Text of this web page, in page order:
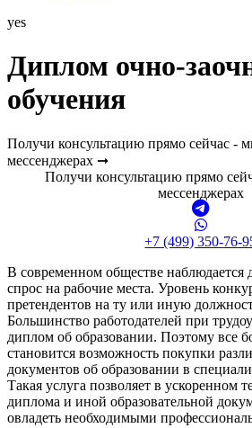
yes
Диплом очно-
обучения
Получи консультацию прямо сейчас -
мессенджерах ➞
Получи консультацию прямо
мессенджерах
+7 (499) 350-76-
В современном обществе наблюдается
спрос на рабочие места. Уровень
претендентов на ту или иную
Большинство работодателей при
диплом об образовании. Поэтому все
становится возможность покупки
документов об образовании в
Такая услуга позволяет в ускоренном
диплома и иной образовательной
овладеть необходимыми